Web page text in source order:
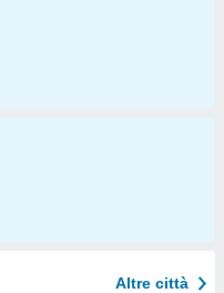
Altre città